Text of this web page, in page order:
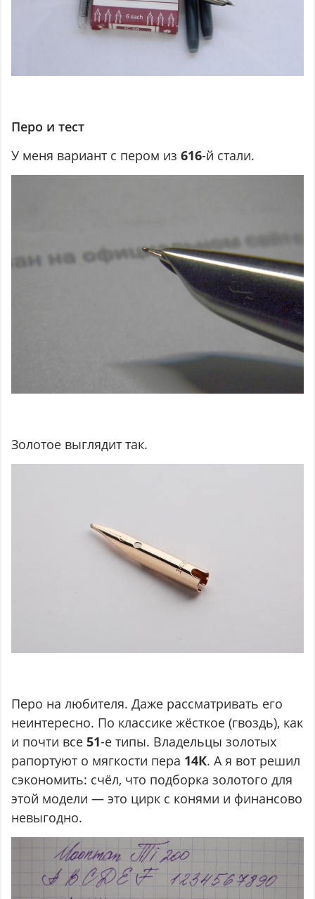
Перо и тест
У меня вариант с пером из616-й стали.
Золотое выглядит так.
Перо на любителя. Даже рассматривать его
неинтересно. По классике жёсткое (гвоздь), как
и почти все51-е типы. Владельцы золотых
рапортуют о мягкости пера 14К. А я вот решил
сэкономить: счёл, что подборка золотого для
этой модели — это цирк с конями и финансово
невыгодно.